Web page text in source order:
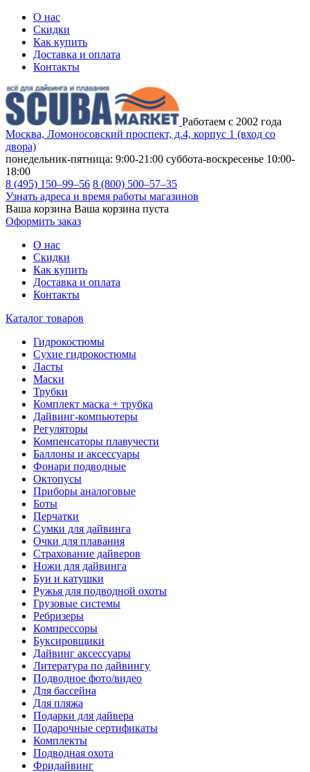
О нас
Скидки
Как купить
Доставка и оплата
Контакты
Работаем с 2002 года
Москва, Ломоносовский проспект, д.4, корпус 1 (вход со
двора)
понедельник-пятница: 9:00-21:00 суббота-воскресенье 10:00-
18:00
8 (495) 150–99–56 8 (800) 500–57–35
Узнать адреса и время работы магазинов
Ваша корзина Ваша корзина пуста
Оформить заказ
О нас
Скидки
Как купить
Доставка и оплата
Контакты
Каталог товаров
Гидрокостюмы
Сухие гидрокостюмы
Ласты
Маски
Трубки
Комплект маска + трубка
Дайвинг-компьютеры
Регуляторы
Компенсаторы плавучести
Баллоны и аксессуары
Фонари подводные
Октопусы
Приборы аналоговые
Боты
Перчатки
Сумки для дайвинга
Очки для плавания
Страхование дайверов
Ножи для дайвинга
Буи и катушки
Ружья для подводной охоты
Грузовые системы
Ребризеры
Компрессоры
Буксировщики
Дайвинг аксессуары
Литература по дайвингу
Подводное фото/видео
Для бассейна
Для пляжа
Подарки для дайвера
Подарочные сертификаты
Комплекты
Подводная охота
Фридайвинг